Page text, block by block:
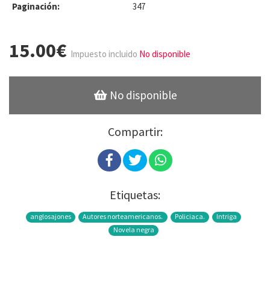
Paginación:
347
15.00€ Impuesto incluido No disponible
No disponible
Compartir:
Etiquetas:
anglosajones Autores norteamericanos. Policiaca.
Intriga
Novela negra